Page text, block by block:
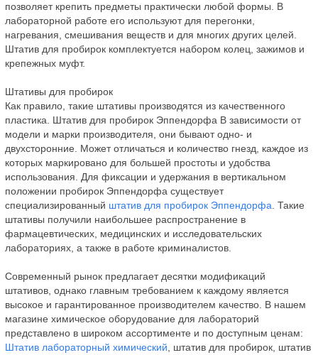
позволяет крепить предметы практически любой формы. В
лабораторной работе его используют для перегонки,
нагревания, смешивания веществ и для многих других целей.
Штатив для пробирок комплектуется набором колец, зажимов и
крепежных муфт.
Штативы для пробирок
Как правило, такие штативы производятся из качественного
пластика. Штатив для пробирок Эппендорфа В зависимости от
модели и марки производителя, они бывают одно- и
двухсторонние. Может отличаться и количество гнезд, каждое из
которых маркировано для большей простоты и удобства
использования. Для фиксации и удержания в вертикальном
положении пробирок Эппендорфа существует
специализированный штатив для пробирок Эппендорфа . Такие
штативы получили наибольшее распространение в
фармацевтических, медицинских и исследовательских
лабораториях, а также в работе криминалистов.
Современный рынок предлагает десятки модификаций
штативов, однако главным требованием к каждому является
высокое и гарантированное производителем качество. В нашем
магазине химическое оборудование для лабораторий
представлено в широком ассортименте и по доступным ценам:
Штатив лабораторный химический , штатив для пробирок, штатив